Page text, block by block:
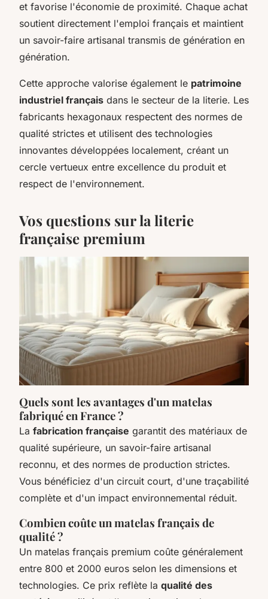
et favorise l'économie de proximité. Chaque achat
soutient directement l'emploi français et maintient
un savoir-faire artisanal transmis de génération en
génération.
Cette approche valorise également le patrimoine
industriel français dans le secteur de la literie. Les
fabricants hexagonaux respectent des normes de
qualité strictes et utilisent des technologies
innovantes développées localement, créant un
cercle vertueux entre excellence du produit et
respect de l'environnement.
Vos questions sur la literie
française premium
Quels sont les avantages d'un matelas
fabriqué en France ?
La fabrication française garantit des matériaux de
qualité supérieure, un savoir-faire artisanal
reconnu, et des normes de production strictes.
Vous bénéficiez d'un circuit court, d'une traçabilité
complète et d'un impact environnemental réduit.
Combien coûte un matelas français de
qualité ?
Un matelas français premium coûte généralement
entre 800 et 2000 euros selon les dimensions et
technologies. Ce prix reflète la qualité des